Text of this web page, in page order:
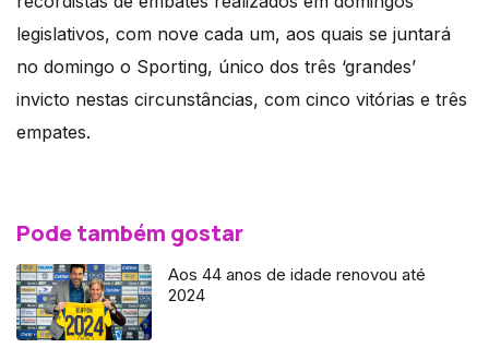
legislativos, com nove cada um, aos quais se juntará
no domingo o Sporting, único dos três ‘grandes’
invicto nestas circunstâncias, com cinco vitórias e três
empates.
Pode também gostar
Aos 44 anos de idade renovou até
2024